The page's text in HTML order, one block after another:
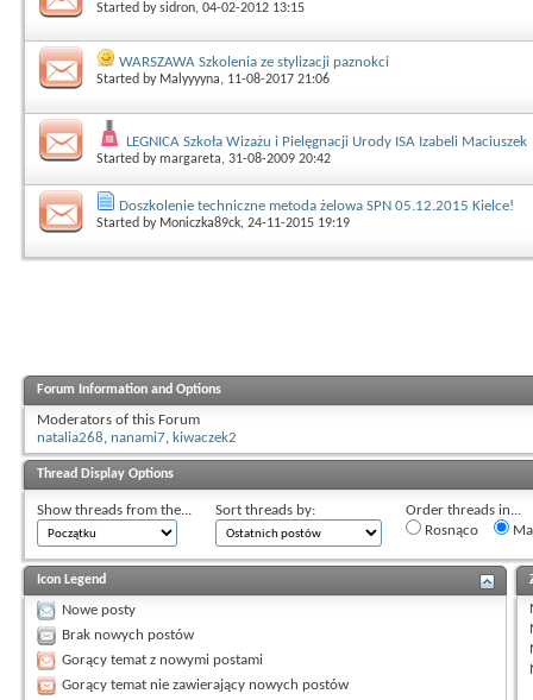
Started bysidron, 04-02-2012 13:15
WARSZAWA Szkolenia ze stylizacji paznokci
Started by Malyyyyna, 11-08-2017 21:06
LEGNICA Szkoła Wizażu i Pielęgnacji Urody ISA Izabeli Maciuszek
Started bymargareta, 31-08-2009 20:42
Doszkolenie techniczne metoda żelowa SPN 05.12.2015 Kielce!
Started by Moniczka89ck, 24-11-2015 19:19
Forum Information and Options
Moderators of this Forum
natalia268, nanami7, kiwaczek2
Thread Display Options
Show threads from the... Sort threads by:
Order threads in...
Rosnąco
Icon Legend
Nowe posty
Brak nowych postów
Gorący temat z nowymi postami
Gorący temat nie zawierający nowych postów